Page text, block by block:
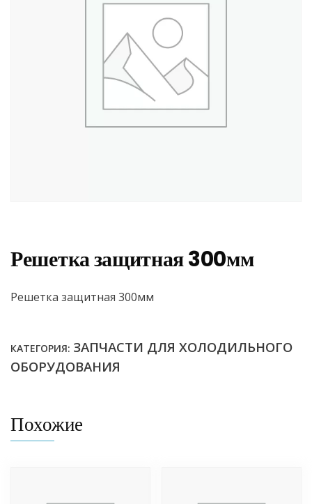
Решетка защитная 300мм
Решетка защитная 300мм
КАТЕГОРИЯ: ЗАПЧАСТИ ДЛЯ ХОЛОДИЛЬНОГО
ОБОРУДОВАНИЯ
Похожие